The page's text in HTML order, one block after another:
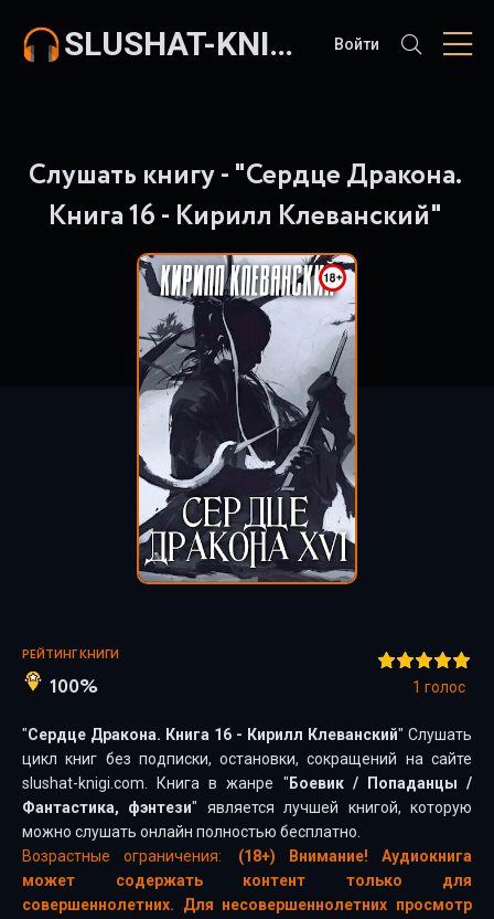
SLUSHAT-KNIGI.COM Войти
Слушать книгу - "Сердце Дракона.
Книга 16 - Кирилл Клеванский"
РЕЙТИНГ КНИГИ
100% 1 голос
"Сердце Дракона. Книга 16 - Кирилл Клеванский" Слушать
цикл книг без подписки, остановки, сокращений на сайте
slushat-knigi.com. Книга в жанре " Боевик/ Попаданцы /
Фантастика, фэнтези" является лучшей книгой, которую
можно слушать онлайн полностью бесплатно.
Возрастные ограничения:
(18+) Внимание! Аудиокнига
может содержать контент только для
совершеннолетних. Для несовершеннолетних просмотр